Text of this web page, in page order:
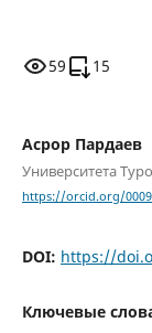
59 15
Асрор Пардаев
Университета
https://orcid.org/
DOI: https://
Ключевые